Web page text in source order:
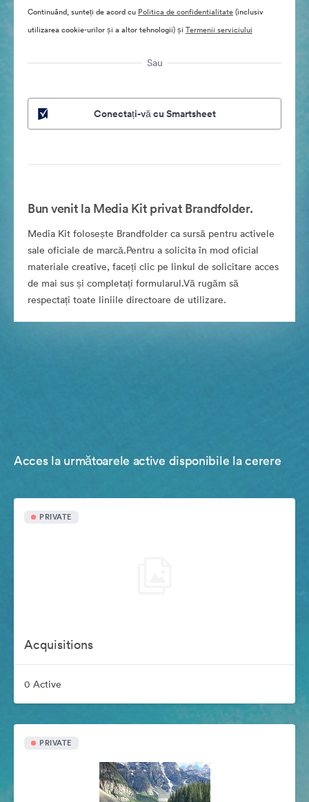
Continuând, sunteți de acord cu Politica de confidentialitate(inclusiv
utilizarea cookie-urilor și a altor tehnologii) și Termenii serviciului
Sau
Conectați-vă cu Smartsheet
Bun venit la Media Kit privat Brandfolder.
Media Kit folosește Brandfolder ca sursă pentru activele
sale oficiale de marcă.Pentru a solicita în mod oficial
materiale creative, faceți clic pe linkul de solicitare acces
de mai sus și completați formularul.Vă rugăm să
respectați toate liniile directoare de utilizare.
Acces la următoarele active disponibile la cerere
PRIVATE
Acquisitions
0 Active
PRIVATE